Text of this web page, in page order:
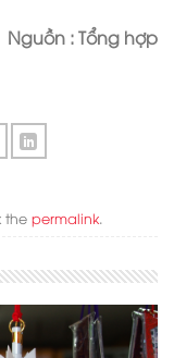
Nguồn : Tổng hợp
the permalink.